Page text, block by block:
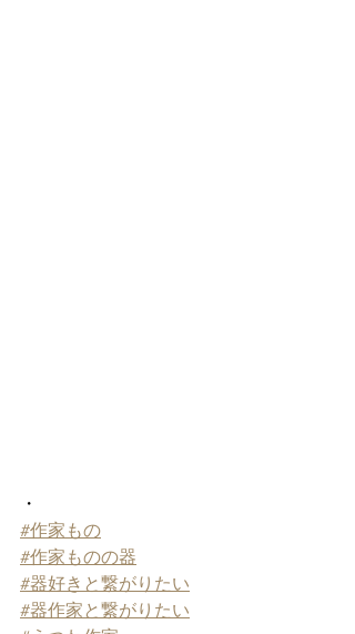
・
#作家もの
#作家ものの器
#器好きと繋がりたい
#器作家と繋がりたい